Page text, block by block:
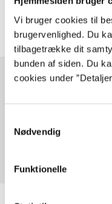
Vi bruger cookies til
brugervenlighed. Du
tilbagetrække dit
bunden af siden. Du
cookies under
Nødvendig
Funktionelle